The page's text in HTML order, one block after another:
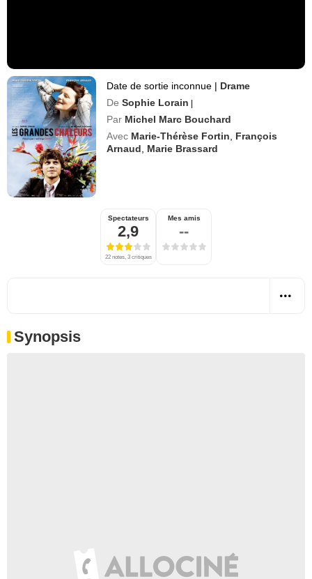
Date de sortie inconnue | Drame
De Sophie Lorain |
Par Michel Marc Bouchard
Avec Marie-Thérèse Fortin
François
Arnaud
Marie Brassard
Spectateurs
2,9
22 notes, 3 critiques
Mes amis
--
Synopsis